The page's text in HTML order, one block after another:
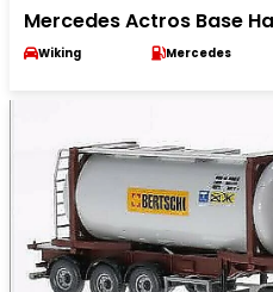
Mercedes Actros Base
Wiking Mercedes